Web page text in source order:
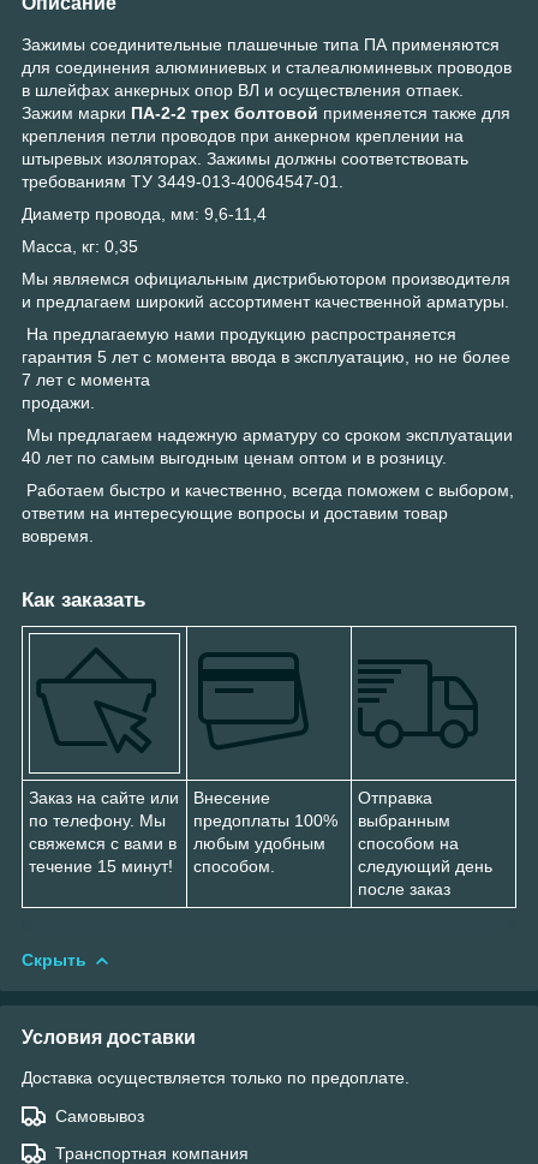
Зажимы соединительные плашечные типа ПА применяются
для соединения алюминиевых и сталеалюминевых проводов
в шлейфах анкерных опор ВЛ и осуществления отпаек.
Зажим марки ПА-2-2 трех болтовой применяется также для
крепления петли проводов при анкерном креплении на
штыревых изоляторах. Зажимы должны соответствовать
требованиям ТУ 3449-013-40064547-01.
Диаметр провода, мм: 9,6-11,4
Масса, кг: 0,35
Мы являемся официальным дистрибьютором производителя
и предлагаем широкий ассортимент качественной арматуры.
На предлагаемую нами продукцию распространяется
гарантия 5 лет с момента ввода в эксплуатацию, но не более
7 лет с момента
продажи.
Мы предлагаем надежную арматуру со сроком эксплуатации
40 лет по самым выгодным ценам оптом и в розницу.
Работаем быстро и качественно, всегда поможем с выбором,
ответим на интересующие вопросы и доставим товар
вовремя.
Как заказать
Заказ на сайте или
по телефону. Мы
свяжемся с вами в
течение 15 минут!
Внесение
предоплаты 100%
любым удобным
способом.
Отправка
выбранным
способом на
следующий день
после заказ
Скрыть
Условия доставки
Доставка осуществляется только по предоплате.
Самовывоз
Транспортная компания